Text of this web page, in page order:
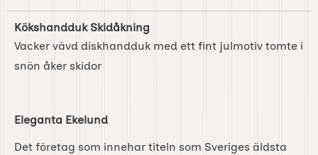
Kökshandduk Skidåkning
Vacker vävd diskhandduk med ett fint julmotiv tomte i
snön åker skidor
Eleganta Ekelund
Det företag som innehar titeln som Sveriges äldsta